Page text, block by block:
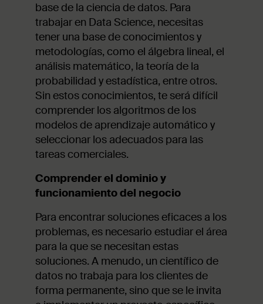
base de la ciencia de datos. Para
trabajar en Data Science, necesitas
tener una base de conocimientos y
metodologías, como el álgebra lineal, el
análisis matemático, la teoría de la
probabilidad y estadística, entre otros.
Sin estos conocimientos, te será difícil
comprender los algoritmos de los
modelos de aprendizaje automático y
seleccionar los adecuados para las
tareas comerciales.
Comprender el dominio y
funcionamiento del negocio
Para encontrar soluciones eficaces a los
problemas, es necesario estudiar el área
para la que se necesitan estas
soluciones. A menudo, un científico de
datos no trabaja para los clientes de
forma permanente, sino que se le invita